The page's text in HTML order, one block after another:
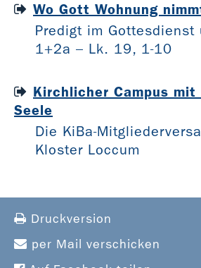
Wo Gott Wohnung
Predigt im Gottesdienst
1+2a – Lk. 19, 1-10
Kirchlicher Campus
Seele
Die KiBa-
Kloster Loccum
Druckversion
per Mail verschicken